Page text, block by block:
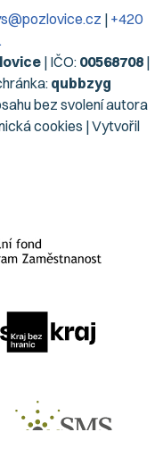
| +420
| IČO: 00568708|
qubbzyg
bez svolení autora
cookies | Vytvořil